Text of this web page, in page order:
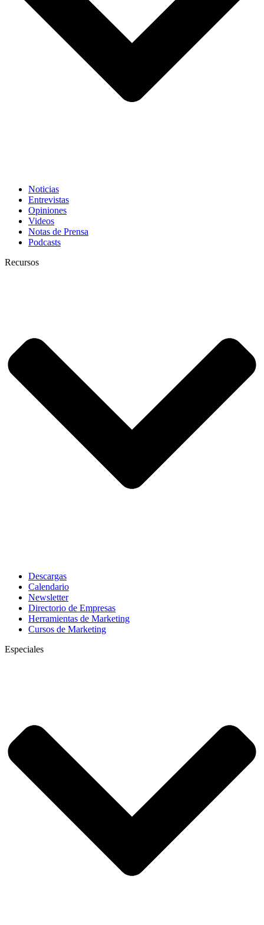
Noticias
Entrevistas
Opiniones
Videos
Notas de Prensa
Podcasts
Recursos
Descargas
Calendario
Newsletter
Directorio de Empresas
Herramientas de Marketing
Cursos de Marketing
Especiales